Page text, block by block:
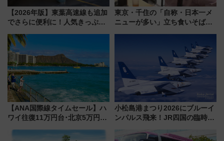
【2026年版】東葉高速線も追加
でさらに便利に！人気きっぷ
今年も発売 秋・早春に千葉県を
巡るなら使い勝手・コスパ抜群
東京・千住の「自称・日本一メ
ニューが多い」立ち食いそば屋
【ANA国際線タイムセール】ハ
ワイ往復11万円台･北京5万円台
来春のGW旅行まで狙える激ア
小松島港まつり2026にブルーイ
ンパルス飛来！JR四国の臨時ダ